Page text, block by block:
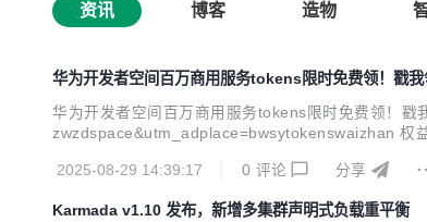
资讯 博客 造物
华为开发者空间百万商用服务tokens限时免费领！戳我
华为开发者空间百万商用服务tokens限时免费领！
zwzdspace&utm_adplace=bwsytokenswaizhan 权
2025-08-29 14:39:17
0 评论 分享
Karmada v1.10 发布，新增多集群声明式负载重平衡